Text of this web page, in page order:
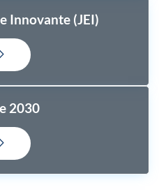
Innovante (JEI)
2030